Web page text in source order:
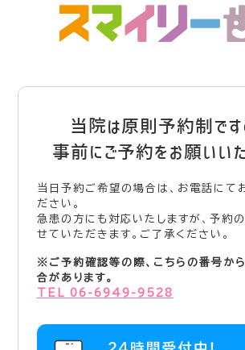
当院は原則予約制です
事前にご予約をお願いいた
当日予約ご希望の場合は、お電話にて
ださい。
急患の方にも対応いたしますが、予約
せていただきます。ご了承ください。
※ご予約確認等の際、こちらの番号か
合があります。
TEL 06-6949-9528